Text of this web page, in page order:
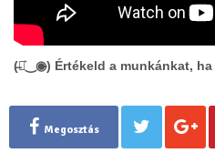
(̶◉͛‿◉̶) Értékeld a munkánkat,
Megosztás